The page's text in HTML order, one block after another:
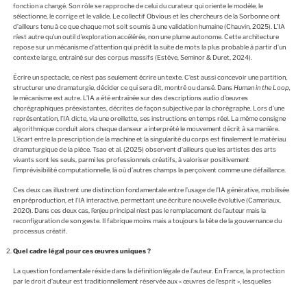
fonction a changé. Son rôle se rapproche de celui du curateur qui oriente le modèle, le
sélectionne, le corrige et le valide. Le collectif Obvious et les chercheurs de la Sorbonne ont
d’ailleurs tenu à ce que chaque mot soit soumis à une validation humaine (Chauvin, 2025). L’IA
n’est autre qu’un outil d’exploration accélérée, non une plume autonome. Cette architecture
repose sur un mécanisme d’attention qui prédit la suite de mots la plus probable à partir d’un
contexte large, entraîné sur des corpus massifs (Estève, Seminor & Duret, 2024).
Écrire un spectacle, ce n’est pas seulement écrire un texte. C’est aussi concevoir une partition,
structurer une dramaturgie, décider ce qui sera dit, montré ou dansé. DansHuman in the Loop,
le mécanisme est autre. L’IA a été entraînée sur des descriptions audio d’œuvres
chorégraphiques préexistantes, décrites de façon subjective par la chorégraphe. Lors d’une
représentation, l’IA dicte, via une oreillette, ses instructions en temps réel. La même consigne
algorithmique conduit alors chaque danseur a interprété le mouvement décrit à sa manière.
L’écart entre la prescription de la machine et la singularité du corps est finalement le matériau
dramaturgique de la pièce. Tsao et al. (2025) observent d’ailleurs que les artistes des arts
vivants sont les seuls, parmi les professionnels créatifs, à valoriser positivement
l’imprévisibilité computationnelle, là où d’autres champs la perçoivent comme une défaillance.
Ces deux cas illustrent une distinction fondamentale entre l’usage de l’IA générative, mobilisée
en préproduction, et l’IA interactive, permettant une écriture nouvelle évolutive (Camariaux,
2020). Dans ces deux cas, l’enjeu principal n’est pas le remplacement de l’auteur mais la
reconfiguration de son geste. Il fabrique moins mais a toujours la tête de la gouvernance du
processus créatif.
Quel cadre légal pour ces œuvres uniques ?
La question fondamentale réside dans la définition légale de l’auteur. En France, la protection
par le droit d’auteur est traditionnellement réservée aux « œuvres de l’esprit », lesquelles